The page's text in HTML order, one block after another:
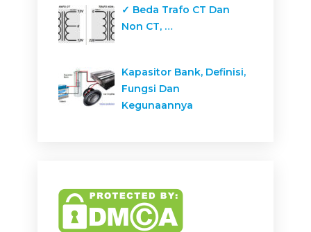
✓ Beda Trafo CT Dan
Non CT, …
Kapasitor Bank, Definisi,
Fungsi Dan
Kegunaannya